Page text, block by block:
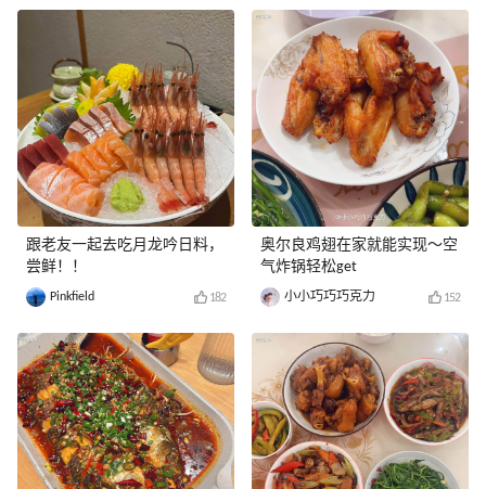
跟老友一起去吃月龙吟日料，
尝鲜！！
Pinkfield 182
奥尔良鸡翅在家就能实现～空
气炸锅轻松get
小小巧巧巧克力 152